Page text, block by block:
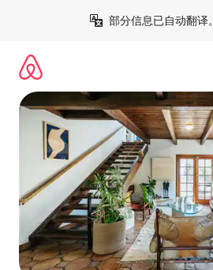
部分信息已自动翻译。